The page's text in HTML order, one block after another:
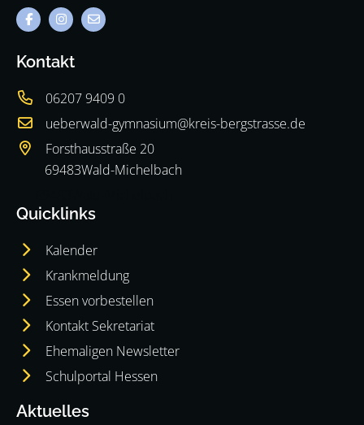
Kontakt
06207 9409 0
ueberwald-gymnasium@kreis-bergstrasse.de
Forsthausstraße 20
69483Wald-Michelbach
Quicklinks
Kalender
Krankmeldung
Essen vorbestellen
Kontakt Sekretariat
Ehemaligen Newsletter
Schulportal Hessen
Aktuelles